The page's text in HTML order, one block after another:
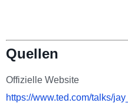
Quellen
Offizielle Website
https://www.ted.com/talks/